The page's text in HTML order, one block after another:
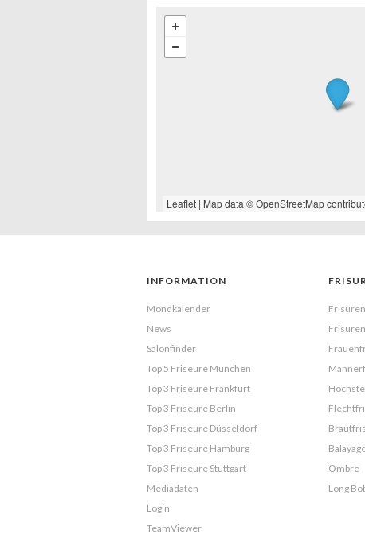
Leaflet| Map data ©OpenStreetMap
INFORMATION
Mondkalender
News
Salonfinder
Top 5 Friseure München
Top 3 Friseure Frankfurt
Top 3 Friseure Berlin
Top 3 Friseure Düsseldorf
Top 3 Friseure Hamburg
Top 3 Friseure Stuttgart
Mediadaten
Login
TeamViewer
Ombre
Long